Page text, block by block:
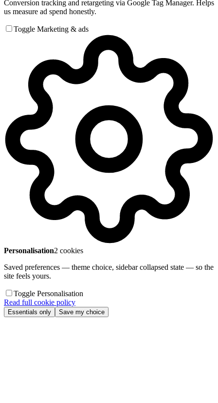
Conversion tracking and retargeting via Google Tag Manager. Helps
us measure ad spend honestly.
Toggle Marketing & ads
Personalisation2 cookies
Saved preferences — theme choice, sidebar collapsed state — so the
site feels yours.
Toggle Personalisation
Read full cookie policy
Essentials only Save my choice